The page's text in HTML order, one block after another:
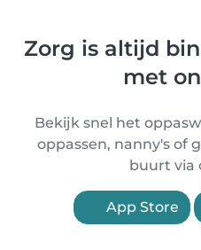
Zorg is altijd
met
Bekijk snel het
oppassen, nanny's of
buurt via
App Store